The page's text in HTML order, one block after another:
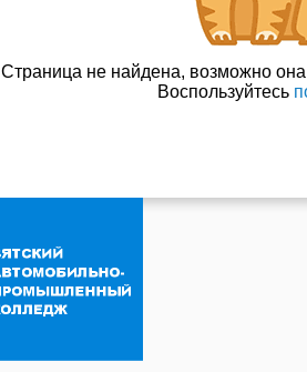
Страница не найдена, возможно
Воспользуйтесь